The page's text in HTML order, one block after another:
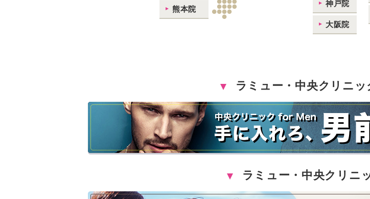
神戸院
大阪院
熊本院
ラミュー・中央クリニ
ラミュー・中央クリニ